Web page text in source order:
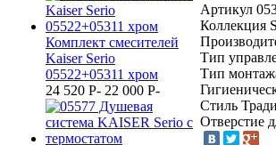
Комплект смесителей
Kaiser Serio
05522+05311 хром
24 520 P- 22 000 P-
Артикул
Коллекция
Тип
Тип
Стиль
Отверстие